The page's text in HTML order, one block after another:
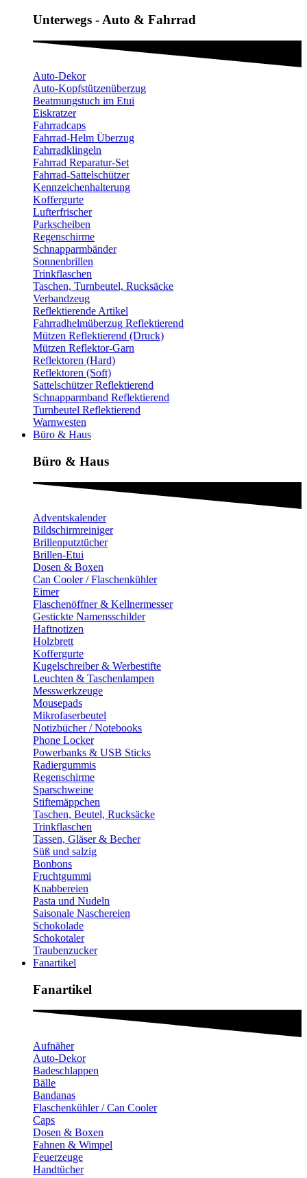
Unterwegs - Auto & Fahrrad
Auto-Dekor
Auto-Kopfstützenüberzug
Beatmungstuch im Etui
Eiskratzer
Fahrradcaps
Fahrrad-Helm Überzug
Fahrradklingeln
Fahrrad Reparatur-Set
Fahrrad-Sattelschützer
Kennzeichenhalterung
Koffergurte
Lufterfrischer
Parkscheiben
Regenschirme
Schnapparmbänder
Sonnenbrillen
Trinkflaschen
Taschen, Turnbeutel, Rucksäcke
Verbandzeug
Reflektierende Artikel
Fahrradhelmüberzug Reflektierend
Mützen Reflektierend (Druck)
Mützen Reflektor-Garn
Reflektoren (Hard)
Reflektoren (Soft)
Sattelschützer Reflektierend
Schnapparmband Reflektierend
Turnbeutel Reflektierend
Warnwesten
Büro & Haus
Büro & Haus
Adventskalender
Bildschirmreiniger
Brillenputztücher
Brillen-Etui
Dosen & Boxen
Can Cooler / Flaschenkühler
Eimer
Flaschenöffner & Kellnermesser
Gestickte Namensschilder
Haftnotizen
Holzbrett
Koffergurte
Kugelschreiber & Werbestifte
Leuchten & Taschenlampen
Messwerkzeuge
Mousepads
Mikrofaserbeutel
Notizbücher / Notebooks
Phone Locker
Powerbanks & USB Sticks
Radiergummis
Regenschirme
Sparschweine
Stiftemäppchen
Taschen, Beutel, Rucksäcke
Trinkflaschen
Tassen, Gläser & Becher
Süß und salzig
Bonbons
Fruchtgummi
Knabbereien
Pasta und Nudeln
Saisonale Naschereien
Schokolade
Schokotaler
Traubenzucker
Fanartikel
Fanartikel​
Aufnäher
Auto-Dekor
Badeschlappen
Bälle
Bandanas
Flaschenkühler / Can Cooler
Caps
Dosen & Boxen
Fahnen & Wimpel
Feuerzeuge
Handtücher